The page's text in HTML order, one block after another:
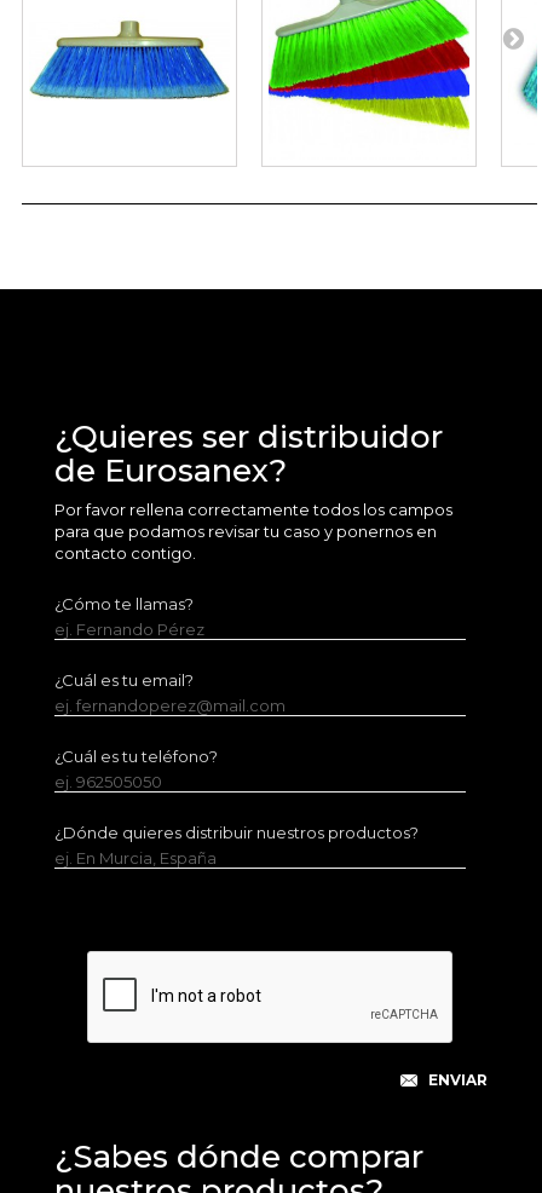
¿Quieres ser distribuidor
de Eurosanex?
Por favor rellena correctamente todos los campos
para que podamos revisar tu caso y ponernos en
contacto contigo.
¿Cómo te llamas?
ej. Fernando Pérez
¿Cuál es tu email?
ej. fernandoperez@mail.com
¿Cuál es tu teléfono?
ej. 962505050
¿Dónde quieres distribuir nuestros productos?
ej. En Murcia, España
¿Sabes dónde comprar